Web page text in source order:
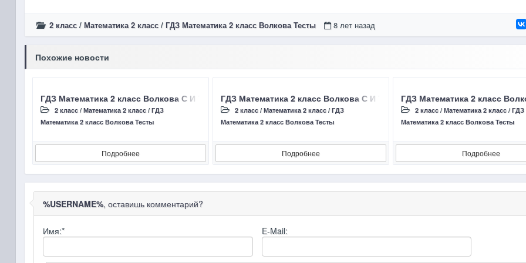
2 класс/ Математика 2 класс/ ГДЗ Математика 2 класс Волкова Тесты 8 лет назад
Похожие новости
ГДЗ Математика 2 класс Волкова С И Тест 2 Страницы 40 – 41 Ответы проверочные работы
2 класс/ Математика 2 класс/ ГДЗ
Математика 2 класс Волкова Тесты
Подробнее
ГДЗ Математика 2 класс Волкова С И Тест 1 Страницы 38 – 39 Ответы
2 класс/ Математика 2 класс/ ГДЗ
Математика 2 класс Волкова Тесты
Подробнее
ГДЗ Математика 2 класс
2 класс/ Математика 2 класс/ ГДЗ
Математика 2 класс Волкова Тесты
Подробнее
%USERNAME%, оставишь комментарий?
Имя:* E-Mail: